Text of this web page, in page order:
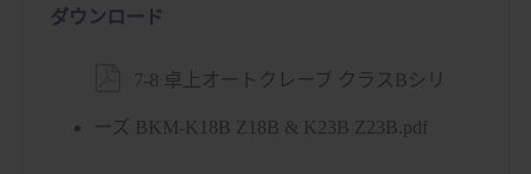
ダウンロード
7-8 卓上オートクレーブ クラスBシリ
ーズ BKM-K18B Z18B & K23B Z23B.pdf